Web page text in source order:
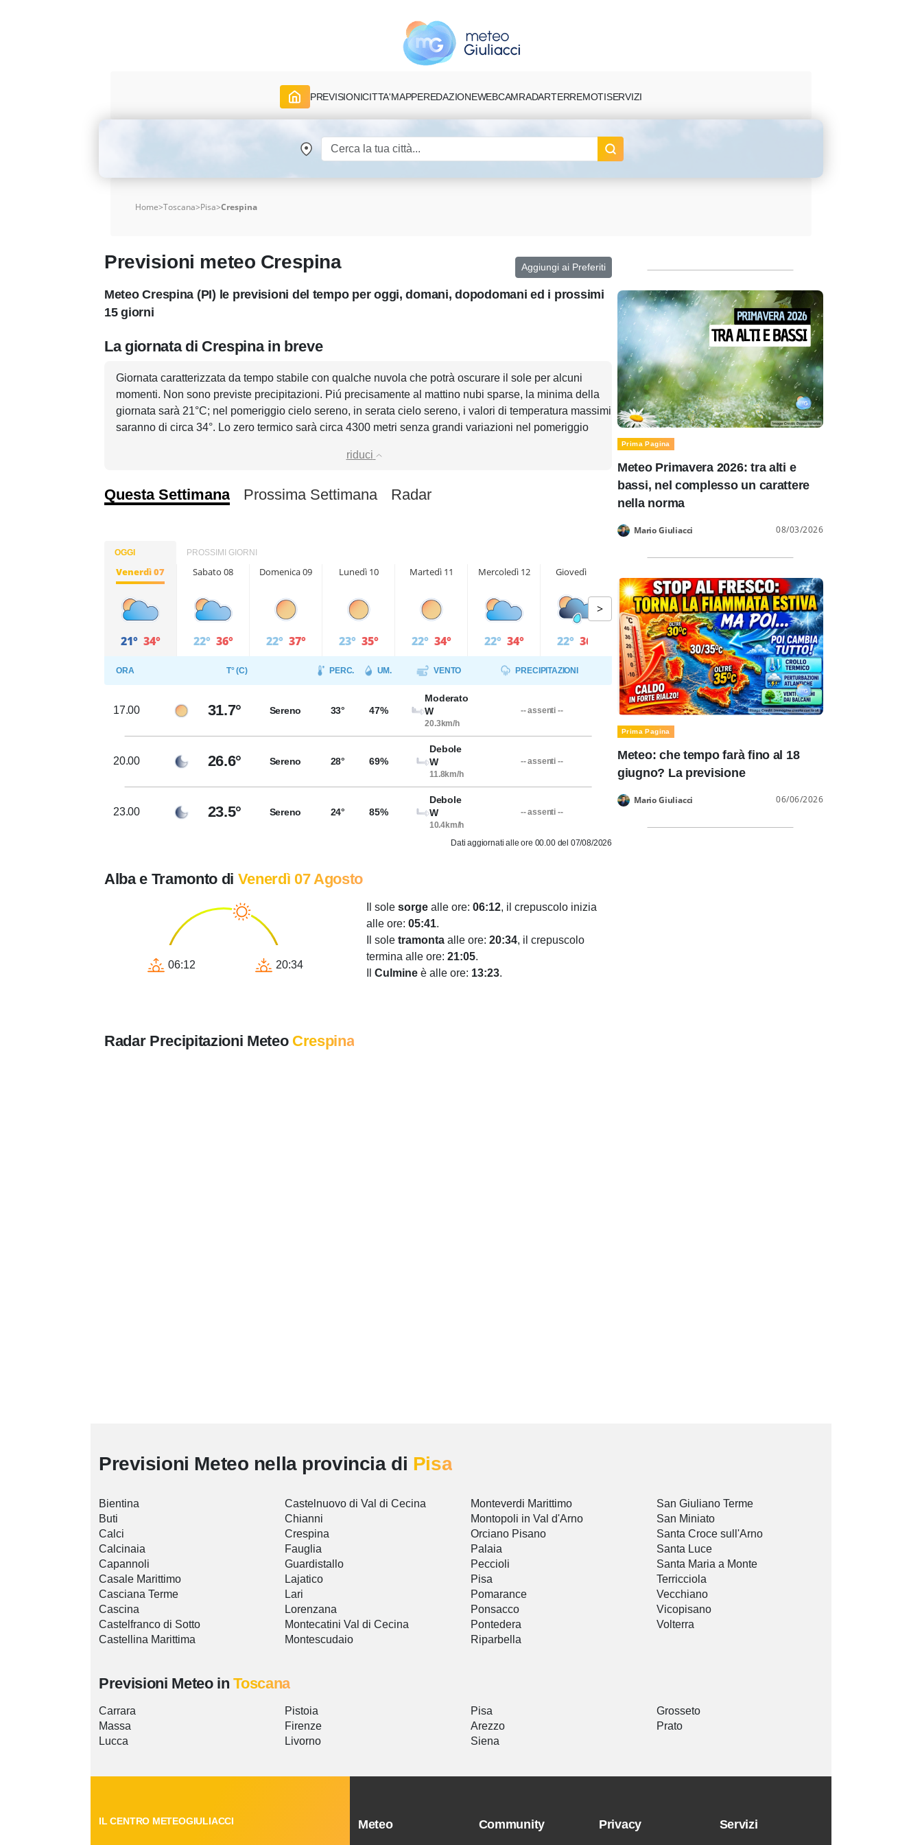
PREVISIONICITTA'MAPPEREDAZIONEWEBCAMRADARTERREMOTISERVIZI
Home>Toscana>Pisa>Crespina
Previsioni meteo Crespina Aggiungi ai Preferiti
Meteo Crespina (PI) le previsioni del tempo per oggi, domani, dopodomani ed i prossimi
15 giorni
La giornata di Crespina in breve
Giornata caratterizzata da tempo stabile con qualche nuvola che potrà oscurare il sole per alcuni
momenti. Non sono previste precipitazioni. Piú precisamente al mattino nubi sparse, la minima della
giornata sarà 21°C; nel pomeriggio cielo sereno, in serata cielo sereno, i valori di temperatura massimi
saranno di circa 34°. Lo zero termico sarà circa 4300 metri senza grandi variazioni nel pomeriggio
riduci
Questa Settimana Prossima Settimana Radar
OGGI PROSSIMI GIORNI
Venerdì 07
21° 34°
Sabato 08
22° 36°
Domenica 09
22° 37°
Lunedì 10
23° 35°
Martedì 11
22° 34°
Mercoledì 12
22° 34°
Giovedì 13
22° 36°
>
ORA T° (C) PERC. UM. VENTO PRECIPITAZIONI
17.00 31.7° Sereno 33° 47%
Moderato
W
20.3km/h
-- assenti --
20.00 26.6° Sereno 28° 69%
Debole
W
11.8km/h
-- assenti --
23.00 23.5° Sereno 24° 85%
Debole
W
10.4km/h
-- assenti --
Dati aggiornati alle ore 00.00 del 07/08/2026
Alba e Tramonto di Venerdì 07 Agosto
06:12 20:34
Il sole sorge alle ore: 06:12, il crepuscolo inizia
alle ore: 05:41.
Il sole tramonta alle ore: 20:34, il crepuscolo
termina alle ore: 21:05.
Culmine è alle ore: 13:23.
Radar Precipitazioni Meteo Crespina
Prima Pagina
Meteo Primavera 2026: tra alti e
bassi, nel complesso un carattere
nella norma
Mario Giuliacci 08/03/2026
Prima Pagina
Meteo: che tempo farà fino al 18
giugno? La previsione
Mario Giuliacci 06/06/2026
Previsioni Meteo nella provincia di Pisa
Bientina
Buti
Calci
Calcinaia
Capannoli
Casale Marittimo
Casciana Terme
Cascina
Castelfranco di Sotto
Castellina Marittima
Castelnuovo di Val di Cecina
Chianni
Crespina
Fauglia
Guardistallo
Lajatico
Lari
Lorenzana
Montecatini Val di Cecina
Montescudaio
Monteverdi Marittimo
Montopoli in Val d'Arno
Orciano Pisano
Palaia
Peccioli
Pisa
Pomarance
Ponsacco
Pontedera
Riparbella
San Giuliano Terme
San Miniato
Santa Croce sull'Arno
Santa Luce
Santa Maria a Monte
Terricciola
Vecchiano
Vicopisano
Volterra
Previsioni Meteo inToscana
Carrara
Massa
Lucca
Pistoia
Firenze
Livorno
Pisa
Arezzo
Siena
Grosseto
Prato
IL CENTRO METEOGIULIACCI Meteo Community Privacy Servizi